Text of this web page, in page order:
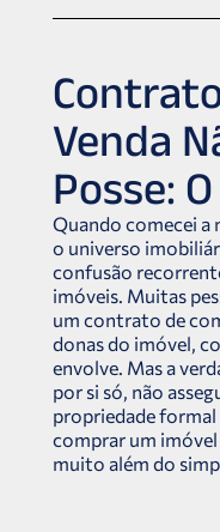
Venda
Posse:
Quando comecei a
o universo
confusão
imóveis. Muitas
um contrato de
donas do imóvel,
envolve. Mas a
por si só, não
propriedade
comprar um imóvel
muito além do